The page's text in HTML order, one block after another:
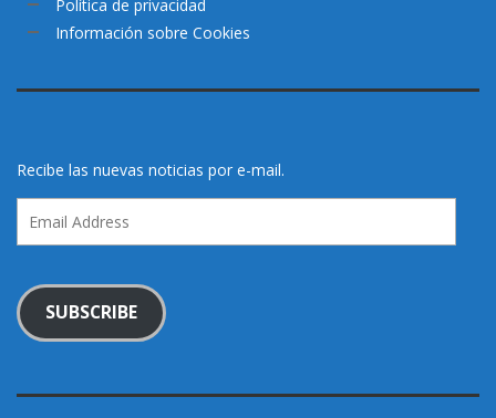
Política de privacidad
Información sobre Cookies
Recibe las nuevas noticias por e-mail.
Address
SUBSCRIBE